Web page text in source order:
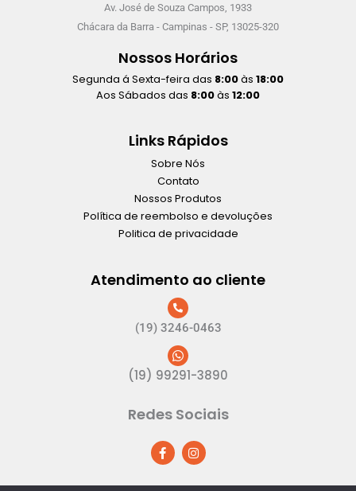
Av. José de Souza Campos, 1933
Chácara da Barra - Campinas - SP, 13025-320
Nossos Horários
Segunda á Sexta-feira das 8:00às 18:00
Aos Sábados das 8:00às 12:00
Links Rápidos
Sobre Nós
Contato
Nossos Produtos
Política de reembolso e devoluções
Politica de privacidade
Atendimento ao cliente
(19) 3246-0463
(19) 99291-3890
Redes Sociais
F
a
c
e
I
n
s
t